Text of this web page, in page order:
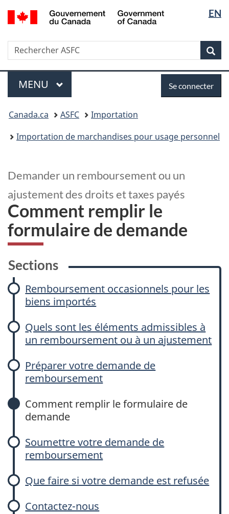
Passer
au
Passer
à
Passer
à
HTML
simplifiée
la
langue
EN
Recherche
Rechercher
ASFC
Menu
MENU PRINCIPAL
connecter
Se connecter
êtes
ici
Canada.ca ASFC
Importation
Importation de marchandises pour usage personnel
Demander un remboursement ou un
ajustement des droits et taxes payés
Comment remplir le
formulaire de demande
Sections
Remboursement occasionnels pour les
biens importés
Quels sont les éléments admissibles à
un remboursement ou à un ajustement
Préparer votre demande de
remboursement
Comment remplir le formulaire de
demande
Soumettre votre demande de
remboursement
Que faire si votre demande est refusée
Contactez-nous